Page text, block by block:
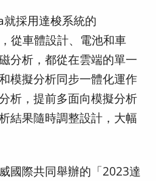
採用達梭系統的
從車體設計、電池和車
分析，都從在雲端的單一
模擬分析同步一體化運作
析，提前多面向模擬分析
結果隨時調整設計，大幅
國際共同舉辦的「2023達